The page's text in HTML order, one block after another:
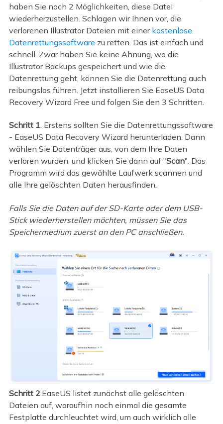
haben Sie noch 2 Möglichkeiten, diese Datei
wiederherzustellen. Schlagen wir Ihnen vor, die
verlorenen Illustrator Dateien mit einer kostenlose
Datenrettungssoftware zu retten. Das ist einfach und
schnell. Zwar haben Sie keine Ahnung, wo die
Illustrator Backups gespeichert und wie die
Datenrettung geht, können Sie die Datenrettung auch
reibungslos führen. Jetzt installieren Sie EaseUS Data
Recovery Wizard Free und folgen Sie den 3 Schritten.
Schritt 1. Erstens sollten Sie die Datenrettungssoftware
- EaseUS Data Recovery Wizard herunterladen. Dann
wählen Sie Datenträger aus, von dem Ihre Daten
verloren wurden, und klicken Sie dann auf "Scan". Das
Programm wird das gewählte Laufwerk scannen und
alle Ihre gelöschten Daten herausfinden.
Falls Sie die Daten auf der SD-Karte oder dem USB-
Stick wiederherstellen möchten, müssen Sie das
Speichermedium zuerst an den PC anschließen.
Schritt 2.EaseUS listet zunächst alle gelöschten
Dateien auf, woraufhin noch einmal die gesamte
Festplatte durchleuchtet wird, um auch wirklich alle